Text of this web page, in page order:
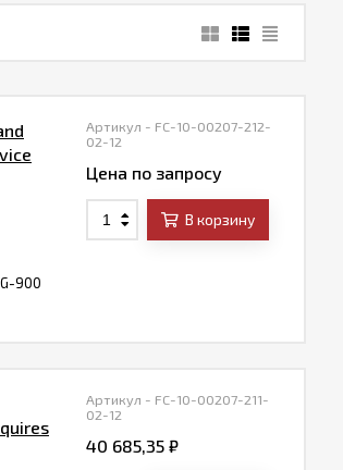
900
Артикул - FC-10-00207-212-
02-12
Цена по запросу
В корзину
Артикул - FC-10-00207-211-
02-12
40 685,35 ₽